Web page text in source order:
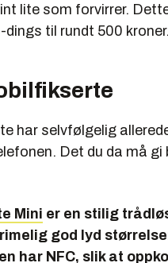
lite som forvirrer.
til rundt 500 kroner.
har selvfølgelig
Det du da må gi
Mini er en stilig
god lyd
har NFC, slik at